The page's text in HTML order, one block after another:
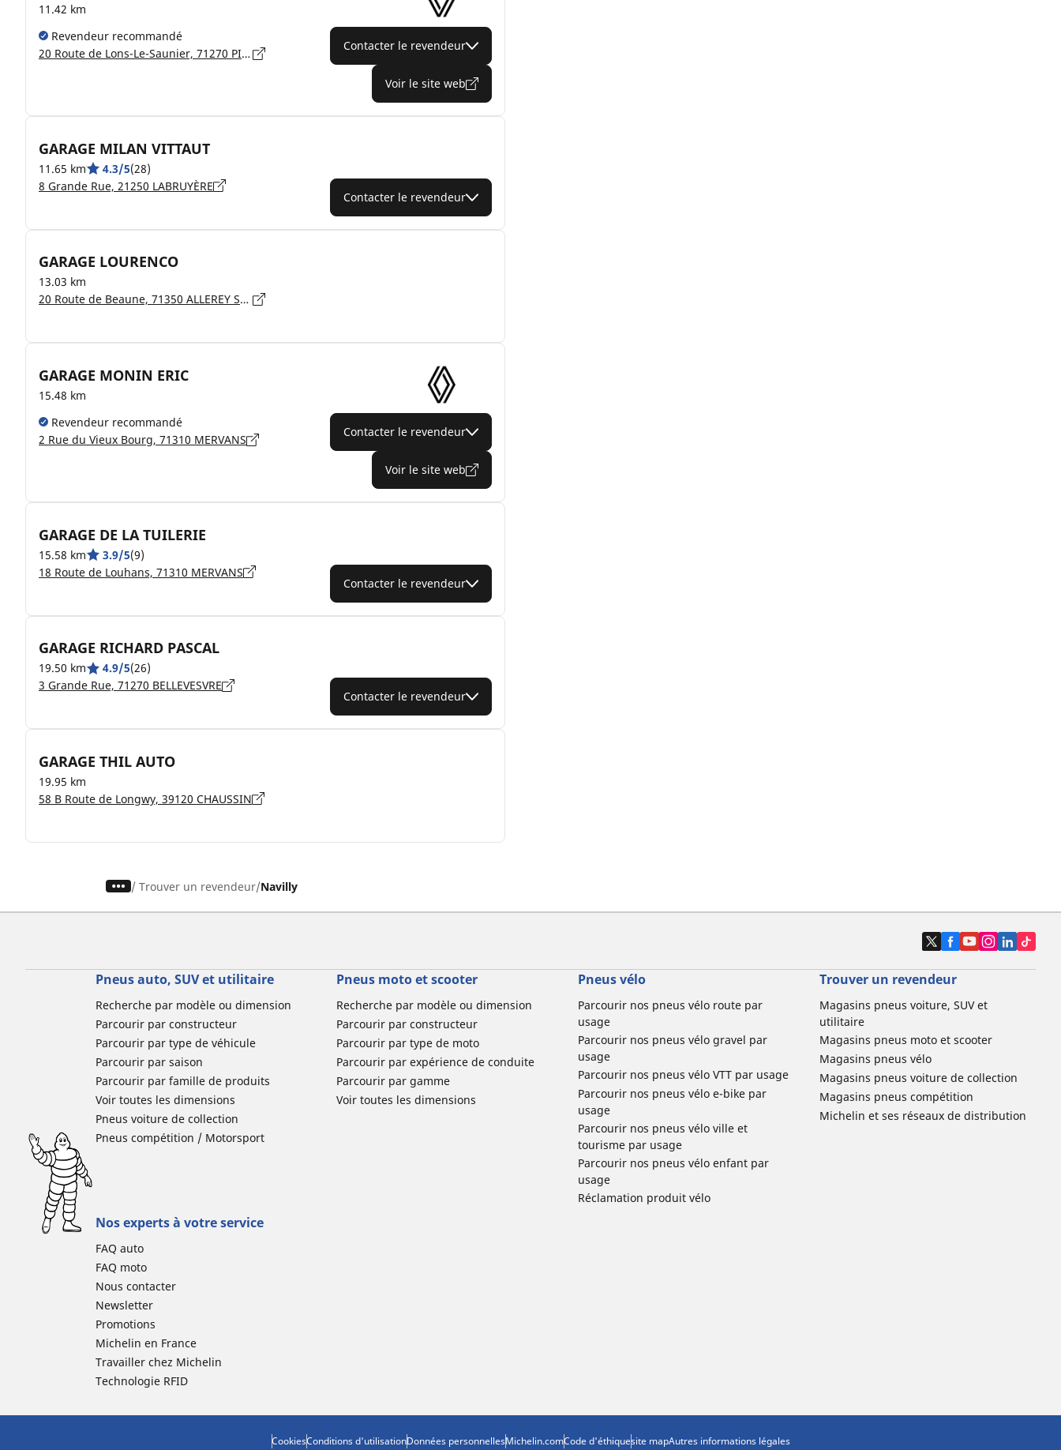
11.42 km
Revendeur recommandé
20 Route de Lons-Le-Saunier, 71270 PIERRE-DE-BRESSE
Contacter le revendeur
Voir le site web
GARAGE MILAN VITTAUT
11.65 km 4.3/5(28)
8 Grande Rue, 21250 LABRUYÈRE
Contacter le revendeur
GARAGE LOURENCO
13.03 km
20 Route de Beaune, 71350 ALLEREY SUR SAONE
GARAGE MONIN ERIC
15.48 km
Revendeur recommandé
2 Rue du Vieux Bourg, 71310 MERVANS
Contacter le revendeur
Voir le site web
GARAGE DE LA TUILERIE
15.58 km 3.9/5(9)
18 Route de Louhans, 71310 MERVANS
Contacter le revendeur
GARAGE RICHARD PASCAL
19.50 km 4.9/5(26)
3 Grande Rue, 71270 BELLEVESVRE
Contacter le revendeur
GARAGE THIL AUTO
19.95 km
58 B Route de Longwy, 39120 CHAUSSIN
/ Trouver un revendeur Navilly
Pneus auto, SUV et utilitaire
Recherche par modèle ou dimension
Parcourir par constructeur
Parcourir par type de véhicule
Parcourir par saison
Parcourir par famille de produits
Voir toutes les dimensions
Pneus voiture de collection
Pneus compétition / Motorsport
Pneus moto et scooter
Recherche par modèle ou dimension
Parcourir par constructeur
Parcourir par type de moto
Parcourir par expérience de conduite
Parcourir par gamme
Voir toutes les dimensions
Pneus vélo
Parcourir nos pneus vélo route par
usage
Parcourir nos pneus vélo gravel par
usage
Parcourir nos pneus vélo VTT par usage
Parcourir nos pneus vélo e-bike par
usage
Parcourir nos pneus vélo ville et
tourisme par usage
Parcourir nos pneus vélo enfant par
usage
Réclamation produit vélo
Trouver un revendeur
Magasins pneus voiture, SUV et
utilitaire
Magasins pneus moto et scooter
Magasins pneus vélo
Magasins pneus voiture de collection
Magasins pneus compétition
Michelin et ses réseaux de distribution
Nos experts à votre service
FAQ auto
FAQ moto
Nous contacter
Newsletter
Promotions
Michelin en France
Travailler chez Michelin
Technologie RFID
CookiesConditions d'utilisationDonnées personnellesMichelin.comCode d'éthiquesite mapAutres informations légales